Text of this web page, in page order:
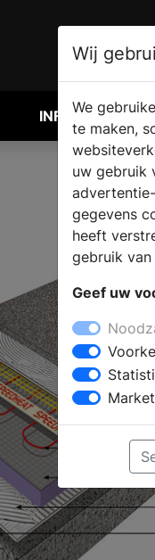
INFORMATIE
Wij
We
te maken,
uw gebruik
gegevens
heeft
gebruik van
Geef uw